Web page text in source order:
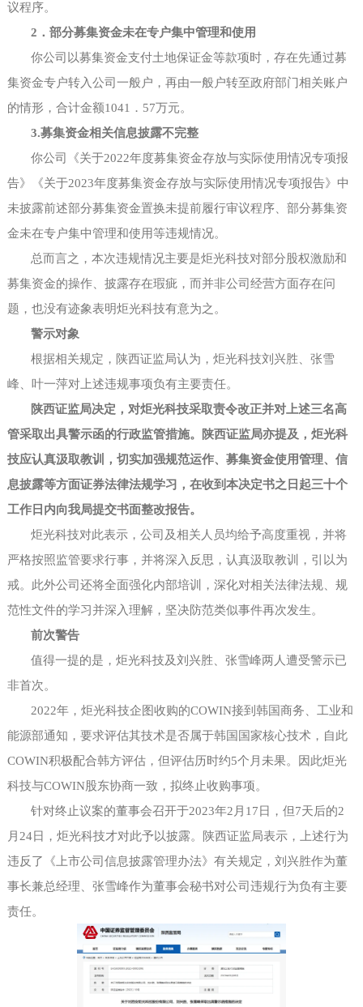
议程序。
2．部分募集资金未在专户集中管理和使用
你公司以募集资金支付土地保证金等款项时，存在先通过募
集资金专户转入公司一般户，再由一般户转至政府部门相关账户
的情形，合计金额1041．57万元。
3.募集资金相关信息披露不完整
你公司《关于2022年度募集资金存放与实际使用情况专项报
告》《关于2023年度募集资金存放与实际使用情况专项报告》中
未披露前述部分募集资金置换未提前履行审议程序、部分募集资
金未在专户集中管理和使用等违规情况。
总而言之，本次违规情况主要是炬光科技对部分股权激励和
募集资金的操作、披露存在瑕疵，而并非公司经营方面存在问
题，也没有迹象表明炬光科技有意为之。
警示对象
根据相关规定，陕西证监局认为，炬光科技刘兴胜、张雪
峰、叶一萍对上述违规事项负有主要责任。
陕西证监局决定，对炬光科技采取责令改正并对上述三名高
管采取出具警示函的行政监管措施。陕西证监局亦提及，炬光科
技应认真汲取教训，切实加强规范运作、募集资金使用管理、信
息披露等方面证券法律法规学习，在收到本决定书之日起三十个
工作日内向我局提交书面整改报告。
炬光科技对此表示，公司及相关人员均给予高度重视，并将
严格按照监管要求行事，并将深入反思，认真汲取教训，引以为
戒。此外公司还将全面强化内部培训，深化对相关法律法规、规
范性文件的学习并深入理解，坚决防范类似事件再次发生。
前次警告
值得一提的是，炬光科技及刘兴胜、张雪峰两人遭受警示已
非首次。
2022年，炬光科技企图收购的COWIN接到韩国商务、工业和
能源部通知，要求评估其技术是否属于韩国国家核心技术，自此
COWIN积极配合韩方评估，但评估历时约5个月未果。因此炬光
科技与COWIN股东协商一致，拟终止收购事项。
针对终止议案的董事会召开于2023年2月17日，但7天后的2
月24日，炬光科技才对此予以披露。陕西证监局表示，上述行为
违反了《上市公司信息披露管理办法》有关规定，刘兴胜作为董
事长兼总经理、张雪峰作为董事会秘书对公司违规行为负有主要
责任。